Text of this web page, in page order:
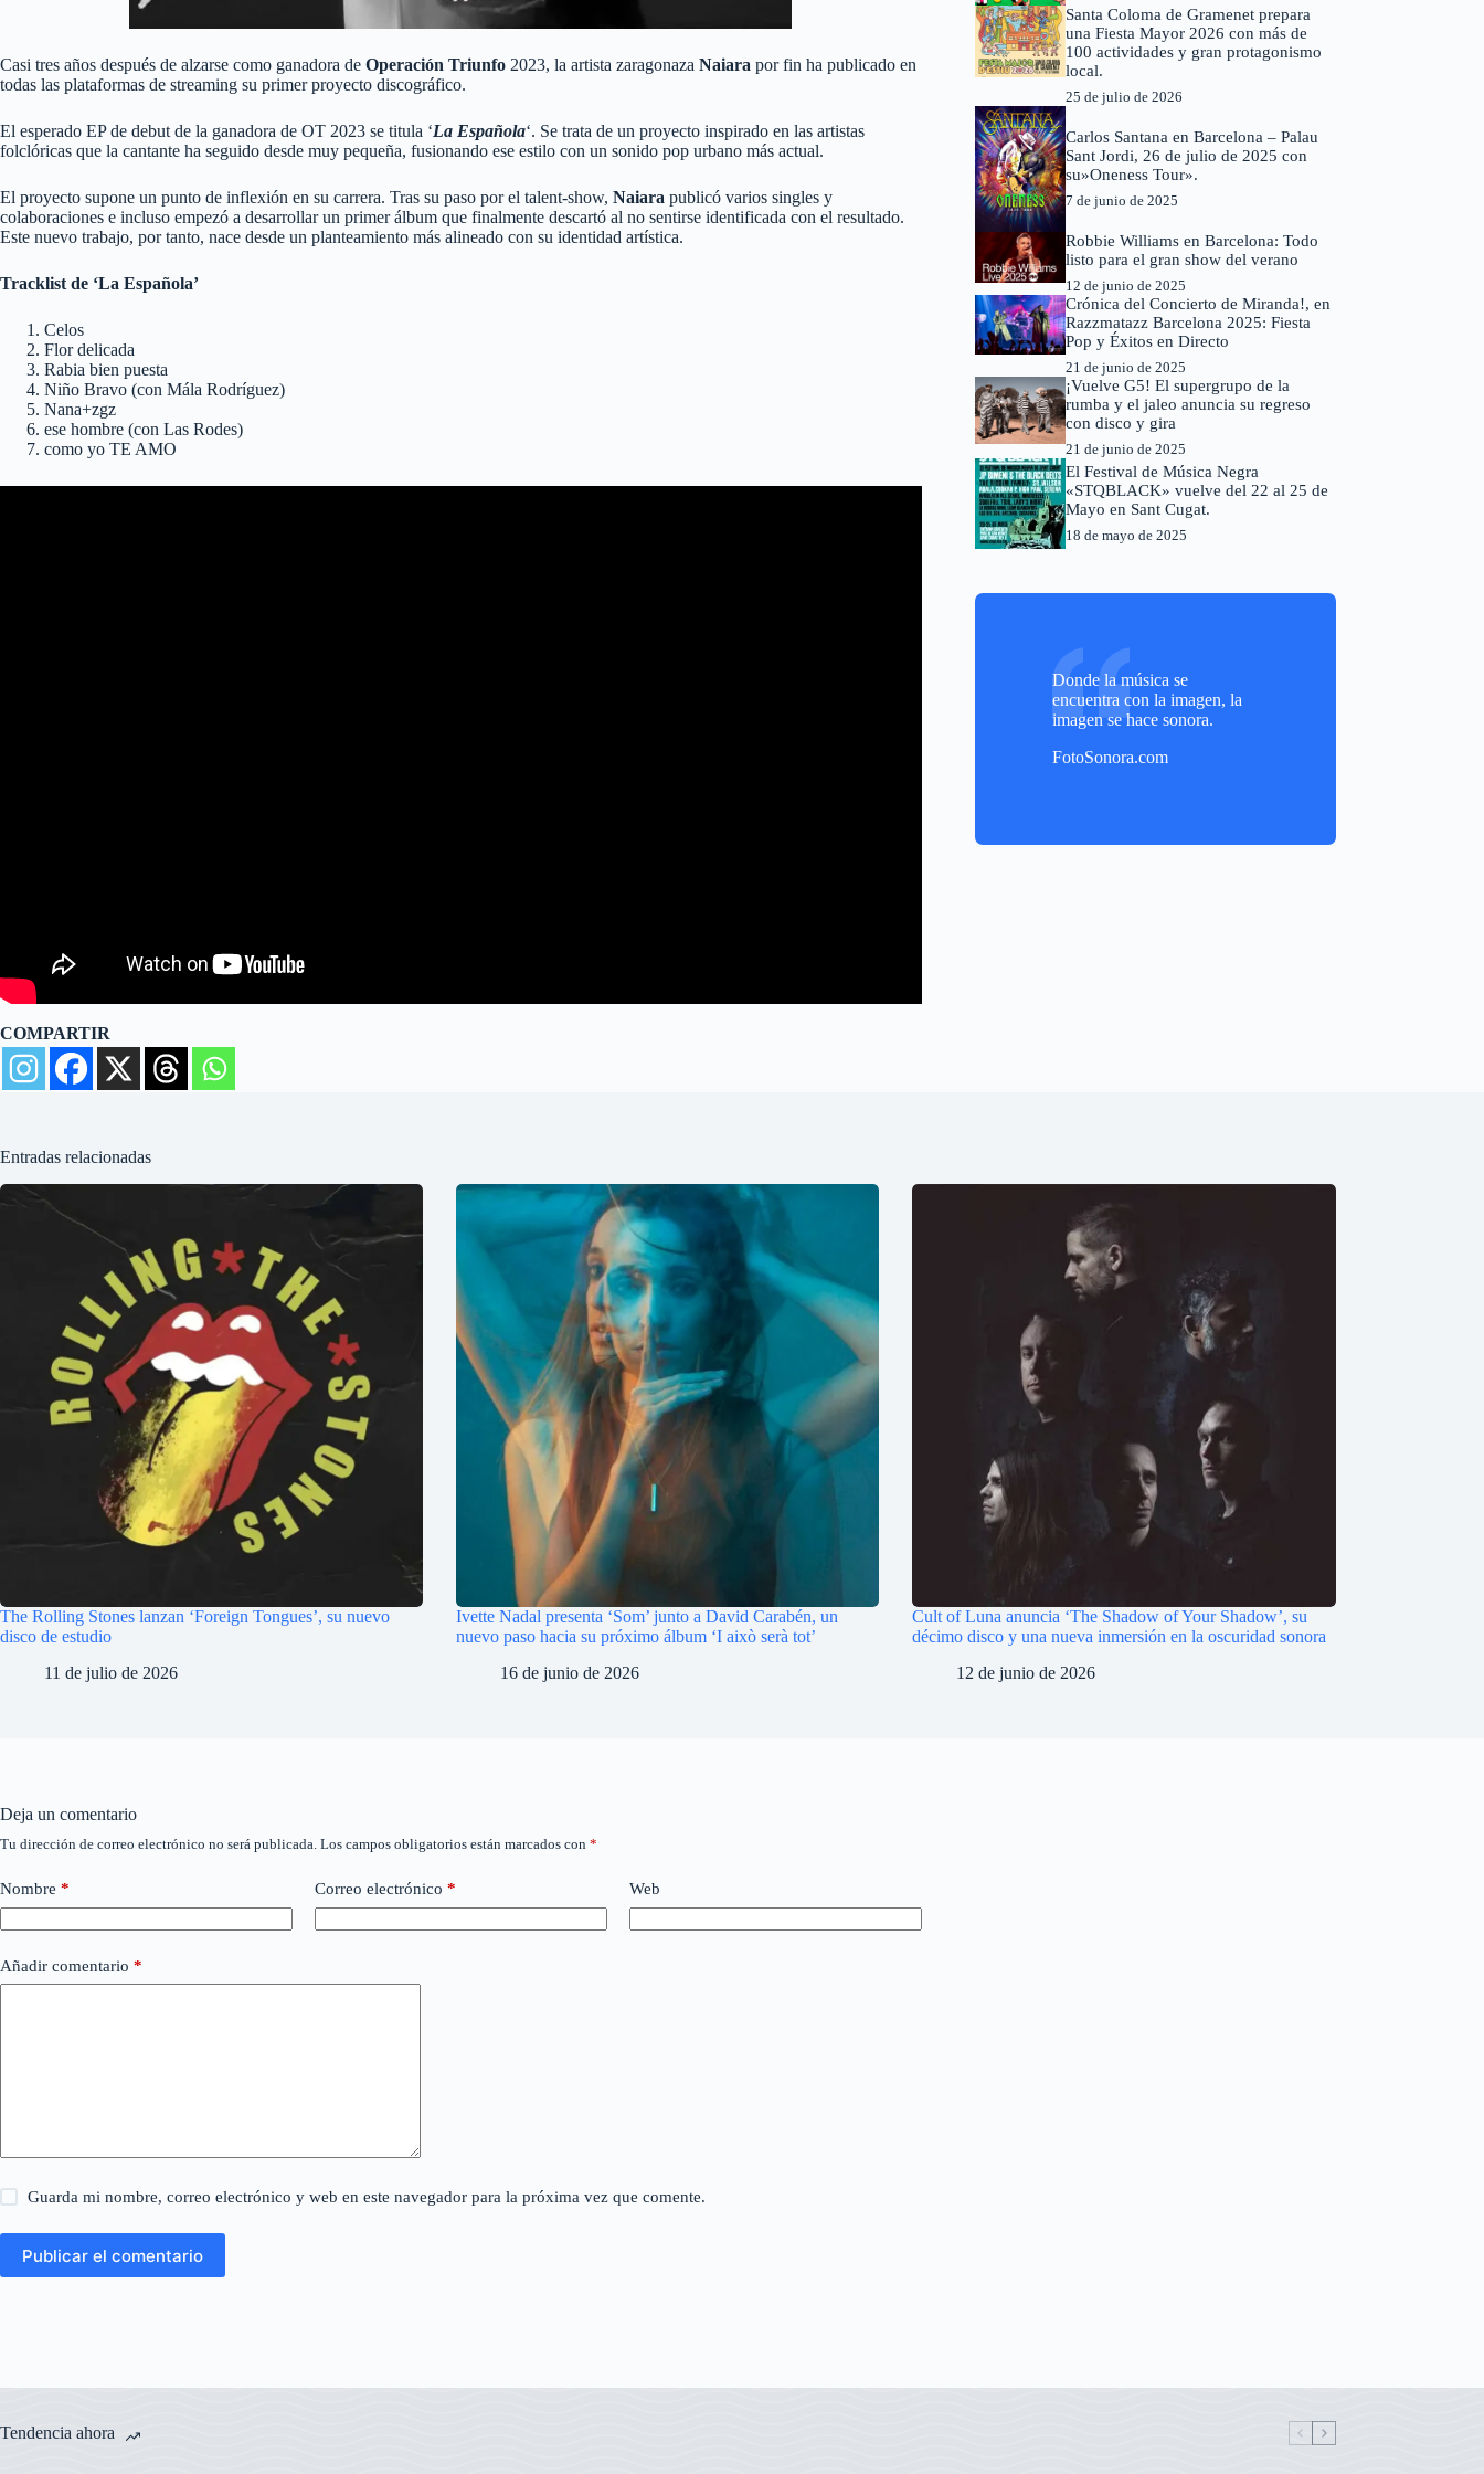
Casi tres años después de alzarse como ganadora de Operación Triunfo 2023, la artista zaragonaza Naiara por fin ha publicado en
todas las plataformas de streaming su primer proyecto discográfico.
El esperado EP de debut de la ganadora de OT 2023 se titula ‘La Española‘. Se trata de un proyecto inspirado en las artistas
folclóricas que la cantante ha seguido desde muy pequeña, fusionando ese estilo con un sonido pop urbano más actual.
El proyecto supone un punto de inflexión en su carrera. Tras su paso por el talent-show, Naiara publicó varios singles y
colaboraciones e incluso empezó a desarrollar un primer álbum que finalmente descartó al no sentirse identificada con el resultado.
Este nuevo trabajo, por tanto, nace desde un planteamiento más alineado con su identidad artística.
Tracklist de ‘La Española’
Celos
Flor delicada
Rabia bien puesta
Niño Bravo (con Mála Rodríguez)
Nana+zgz
ese hombre (con Las Rodes)
como yo TE AMO
COMPARTIR
Santa Coloma de Gramenet prepara
una Fiesta Mayor 2026 con más de
100 actividades y gran protagonismo
local.
25 de julio de 2026
Carlos Santana en Barcelona – Palau
Sant Jordi, 26 de julio de 2025 con
su»Oneness Tour».
7 de junio de 2025
Robbie Williams en Barcelona: Todo
listo para el gran show del verano
12 de junio de 2025
Crónica del Concierto de Miranda!, en
Razzmatazz Barcelona 2025: Fiesta
Pop y Éxitos en Directo
21 de junio de 2025
¡Vuelve G5! El supergrupo de la
rumba y el jaleo anuncia su regreso
con disco y gira
21 de junio de 2025
El Festival de Música Negra
«STQBLACK» vuelve del 22 al 25 de
Mayo en Sant Cugat.
18 de mayo de 2025
Donde la música se
encuentra con la imagen, la
imagen se hace sonora.
FotoSonora.com
Entradas relacionadas
The Rolling Stones lanzan ‘Foreign Tongues’, su nuevo
disco de estudio
11 de julio de 2026
Ivette Nadal presenta ‘Som’ junto a David Carabén, un
nuevo paso hacia su próximo álbum ‘I això serà tot’
16 de junio de 2026
Cult of Luna anuncia ‘The Shadow of Your Shadow’, su
décimo disco y una nueva inmersión en la oscuridad sonora
12 de junio de 2026
Deja un comentario
Tu dirección de correo electrónico no será publicada. Los campos obligatorios están marcados con *
Nombre * Correo electrónico * Web
Añadir comentario *
Guarda mi nombre, correo electrónico y web en este navegador para la próxima vez que comente.
Publicar el comentario
Tendencia ahora